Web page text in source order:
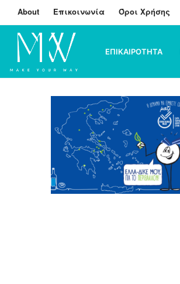
About Επικοινωνία Όροι Χρήσης
ΕΠΙΚΑΙΡΟΤΗΤΑ